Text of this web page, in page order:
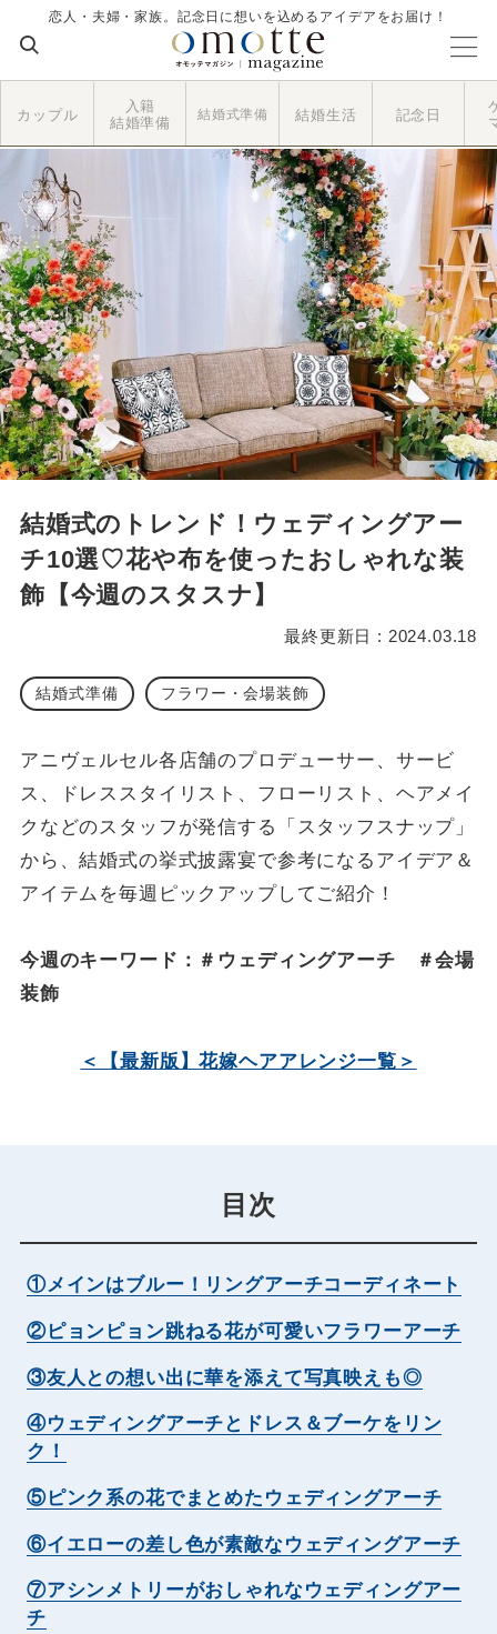
恋人・夫婦・家族。記念日に想いを込めるアイデアをお届け！
カップル
入籍
結婚準備
結婚式準備 結婚生活 記念日
結婚式のトレンド！ウェディングアー
チ10選♡花や布を使ったおしゃれな装
飾【今週のスタスナ】
最終更新日 : 2024.03.18
結婚式準備 フラワー・会場装飾
アニヴェルセル各店舗のプロデューサー、サービ
ス、ドレススタイリスト、フローリスト、ヘアメイ
クなどのスタッフが発信する「スタッフスナップ」
から、結婚式の挙式披露宴で参考になるアイデア＆
アイテムを毎週ピックアップしてご紹介！
今週のキーワード：＃ウェディングアーチ ＃会場
装飾
＜【最新版】花嫁ヘアアレンジ一覧＞
目次
①メインはブルー！リングアーチコーディネート
②ピョンピョン跳ねる花が可愛いフラワーアーチ
③友人との想い出に華を添えて写真映えも◎
④ウェディングアーチとドレス＆ブーケをリン
ク！
⑤ピンク系の花でまとめたウェディングアーチ
⑥イエローの差し色が素敵なウェディングアーチ
⑦アシンメトリーがおしゃれなウェディングアー
チ